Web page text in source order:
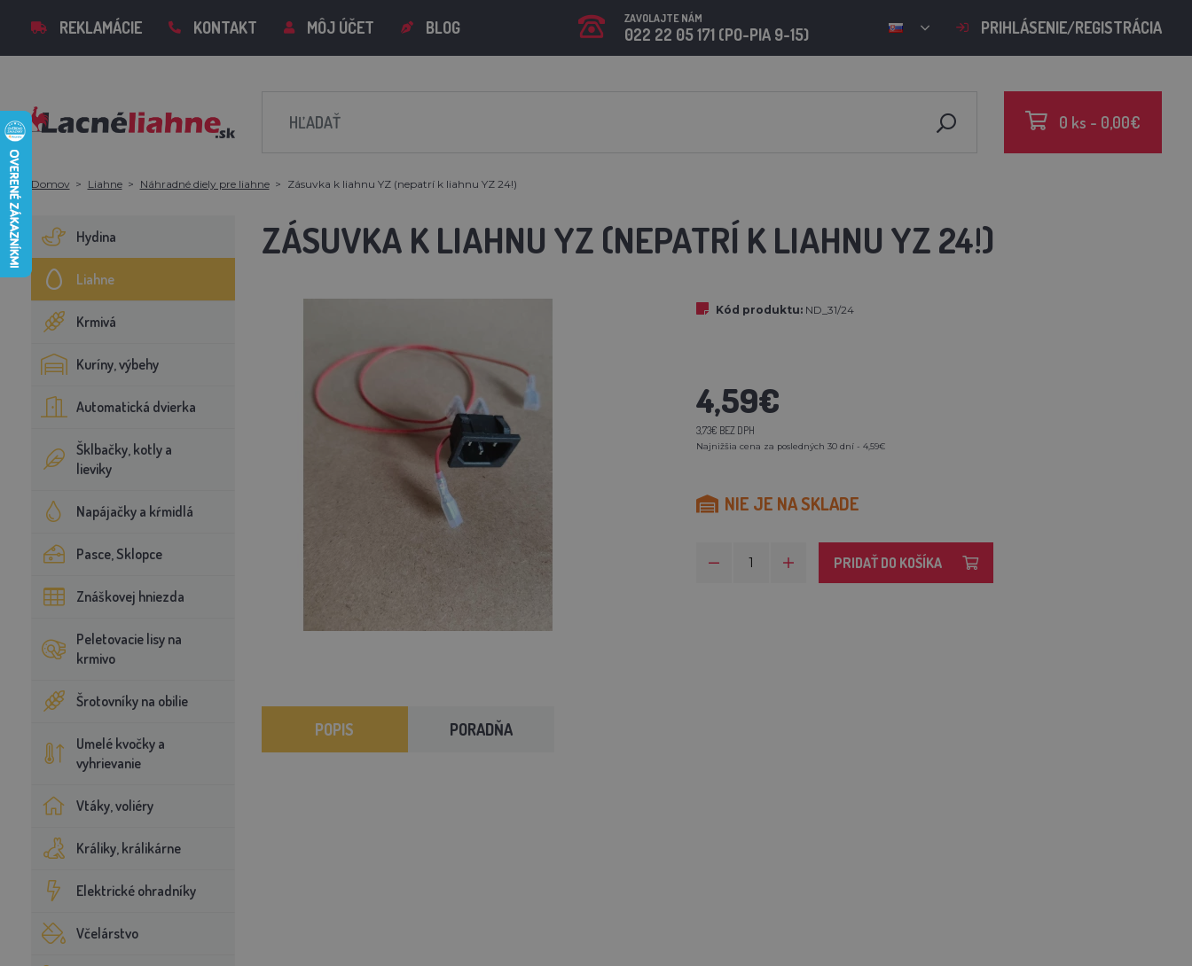
REKLAMÁCIE KONTAKT MÔJ ÚČET BLOG ZAVOLAJTE NÁM
022 22 05 171 (PO-PIA 9-15) PRIHLÁSENIE/REGISTRÁCIA
0 ks - 0,00€
Domov Liahne Náhradné diely pre liahne Zásuvka k liahnu YZ (nepatrí k liahnu YZ 24!)
Hydina
Liahne
Krmivá
Kuríny, výbehy
Automatická dvierka
Šklbačky, kotly a
lieviky
Napájačky a kŕmidlá
Pasce, Sklopce
Znáškovej hniezda
Peletovacie lisy na
krmivo
Šrotovníky na obilie
Umelé kvočky a
vyhrievanie
Vtáky, voliéry
Králiky, králikárne
Elektrické ohradníky
Včelárstvo
ZÁSUVKA K LIAHNU YZ (NEPATRÍ K LIAHNU YZ 24!)
Kód produktu: ND_31/24
4,59€
3,73€ BEZ DPH
Najnižšia cena za posledných 30 dní - 4,59€
NIE JE NA SKLADE
PRIDAŤ DO KOŠÍKA
POPIS PORADŇA